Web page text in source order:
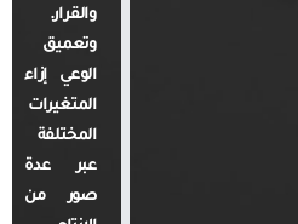
والقرار.
وتعميق
الوعي إزاء
المتغيرات
المختلفة
عبر عدة
صور من